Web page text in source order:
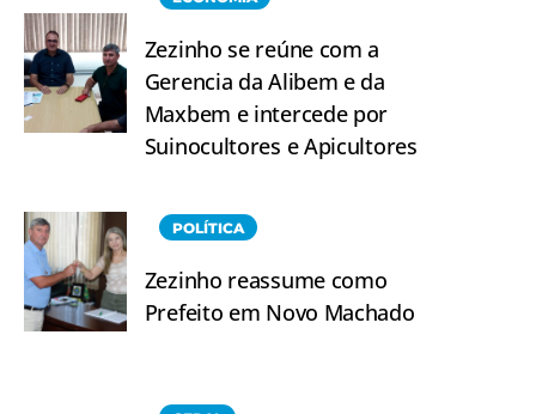
Zezinho se reúne com a
Gerencia da Alibem e da
Maxbem e intercede por
Suinocultores e Apicultores
POLÍTICA
Zezinho reassume como
Prefeito em Novo Machado